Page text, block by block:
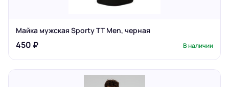
Майка мужская Sporty TT Men, черная
450 ₽ В наличии